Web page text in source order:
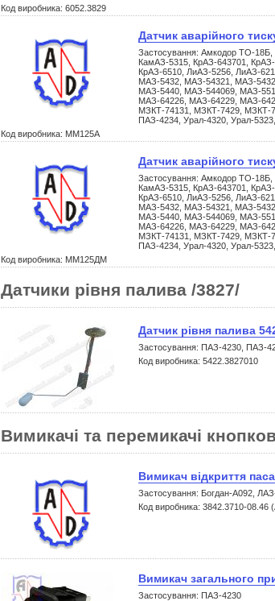
Код виробника: 6052.3829
Датчик аварійного
Застосування: Амкодор ТО-
КамАЗ-5315, КрАЗ-643701,
КрАЗ-6510, ЛиАЗ-5256, ЛиАЗ-
МАЗ-5432, МАЗ-54321, МАЗ-
МАЗ-5440, МАЗ-544069, МАЗ-
МАЗ-64226, МАЗ-64229, МАЗ-
МЗКТ-74131, МЗКТ-7429, МЗКТ-
ПАЗ-4234, Урал-4320, Урал-
Код виробника: ММ125А
Датчик аварійного
Застосування: Амкодор ТО-
КамАЗ-5315, КрАЗ-643701,
КрАЗ-6510, ЛиАЗ-5256, ЛиАЗ-
МАЗ-5432, МАЗ-54321, МАЗ-
МАЗ-5440, МАЗ-544069, МАЗ-
МАЗ-64226, МАЗ-64229, МАЗ-
МЗКТ-74131, МЗКТ-7429, МЗКТ-
ПАЗ-4234, Урал-4320, Урал-
Код виробника: ММ125ДМ
Датчики рівня палива /3827/
Датчик рівня палива
Застосування: ПАЗ-4230, ПАЗ-
Код виробника: 5422.3827010
Вимикачі та перемикачі
Вимикач відкриття
Застосування: Богдан-А092,
Код виробника: 3842.3710-08.46
Вимикач загального
Застосування: ПАЗ-4230